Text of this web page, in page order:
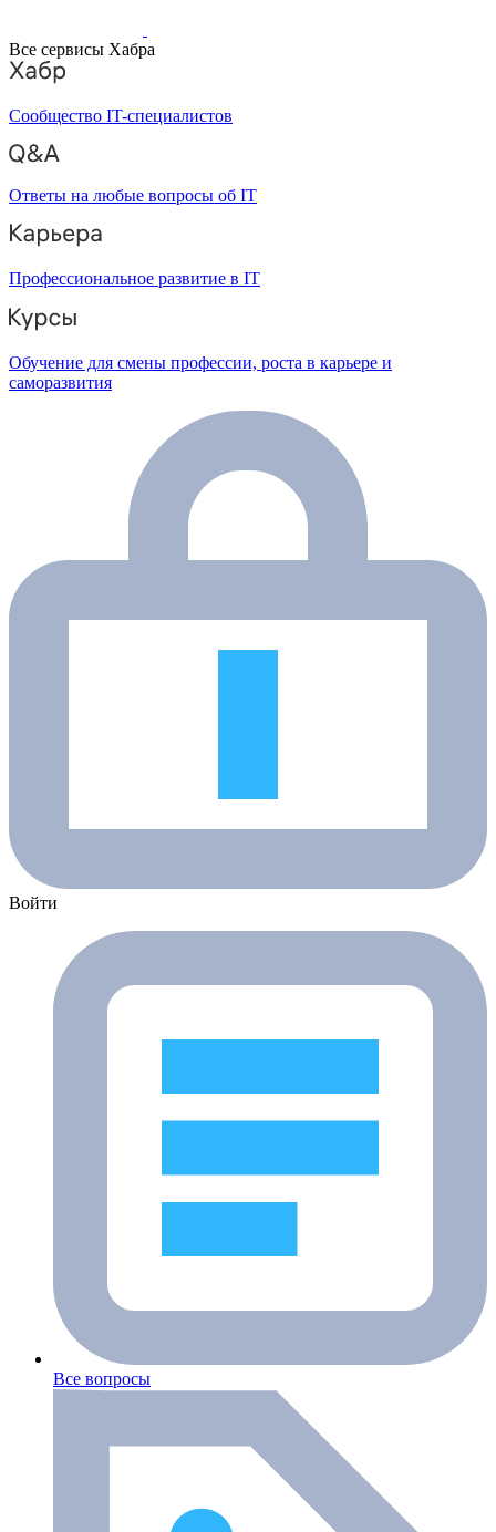
Все сервисы Хабра
Сообщество IT-специалистов
Ответы на любые вопросы об IT
Профессиональное развитие в IT
Обучение для смены профессии, роста в карьере и
саморазвития
Войти
Все вопросы